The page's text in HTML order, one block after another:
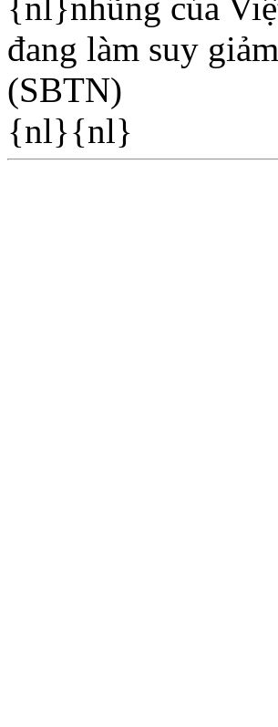
đang làm suy
(SBTN)
{nl}{nl}